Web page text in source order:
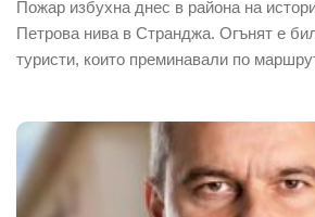
Пожар избухна днес в района на
Петрова нива в Странджа. Огънят е
туристи, които преминавали по